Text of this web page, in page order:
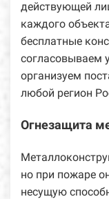
действующей
каждого
бесплатные
согласовываем
организуем
любой регион
Огнезащита
но при пожаре
несущую